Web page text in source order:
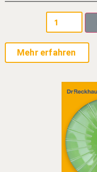
Mehr erfahren